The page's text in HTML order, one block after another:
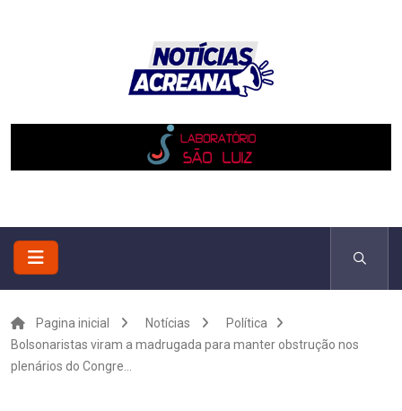
Pagina inicial Notícias
Política
Bolsonaristas viram a madrugada para manter obstrução nos
plenários do Congre...